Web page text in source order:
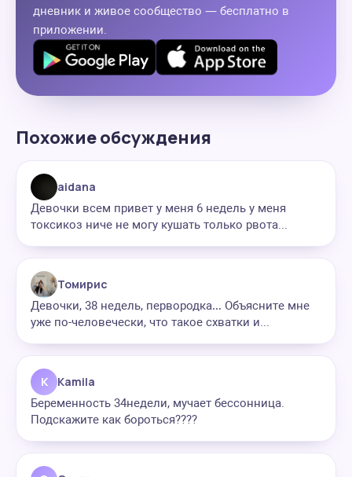
дневник и живое сообщество — бесплатно в
приложении.
Похожие обсуждения
aidana
Девочки всем привет у меня 6 недель у меня
токсикоз ниче не могу кушать только рвота...
Томирис
Девочки, 38 недель, первородка… Объясните мне
уже по-человечески, что такое схватки и...
K Kamila
Беременность 34недели, мучает бессонница.
Подскажите как бороться????